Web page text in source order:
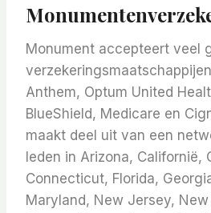
Monument accepteert veel
Anthem, Optum United
BlueShield, Medicare en
maakt deel uit van een
leden in Arizona, Californië,
Connecticut, Florida,
Maryland, New Jersey, New